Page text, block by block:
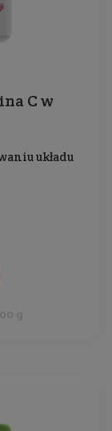
C w
układu
g